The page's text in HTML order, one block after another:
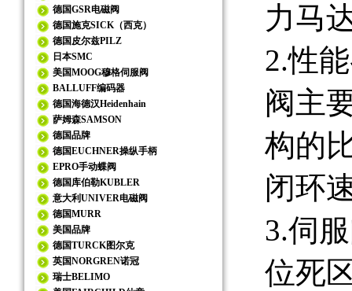
德国GSR电磁阀
德国施克SICK（西克）
德国皮尔兹PILZ
日本SMC
美国MOOG穆格伺服阀
BALLUFF编码器
德国海德汉Heidenhain
萨姆森SAMSON
德国品牌
德国EUCHNER操纵手柄
EPRO手动蝶阀
德国库伯勒KUBLER
意大利UNIVER电磁阀
德国MURR
美国品牌
德国TURCK图尔克
英国NORGREN诺冠
瑞士BELIMO
力马
2.性
阀主
构的
闭环
3.伺
位死